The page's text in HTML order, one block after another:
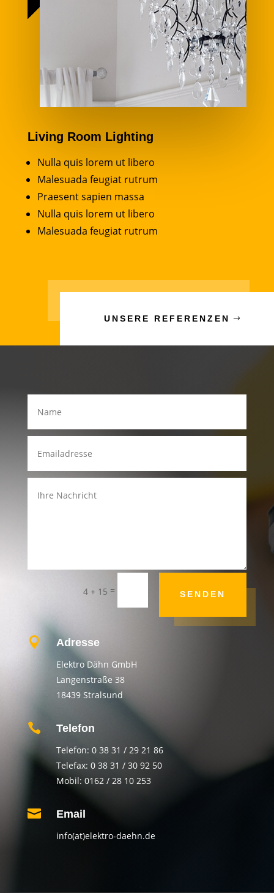
Living Room Lighting
Nulla quis lorem ut libero
Malesuada feugiat rutrum
Praesent sapien massa
Nulla quis lorem ut libero
Malesuada feugiat rutrum
UNSERE REFERENZEN
4 + 15 = SENDEN
 Adresse
Elektro Dähn GmbH
Langenstraße 38
18439 Stralsund
 Telefon
Telefon: 0 38 31 / 29 21 86
Telefax: 0 38 31 / 30 92 50
Mobil: 0162 / 28 10 253
 Email
info(at)elektro-daehn.de